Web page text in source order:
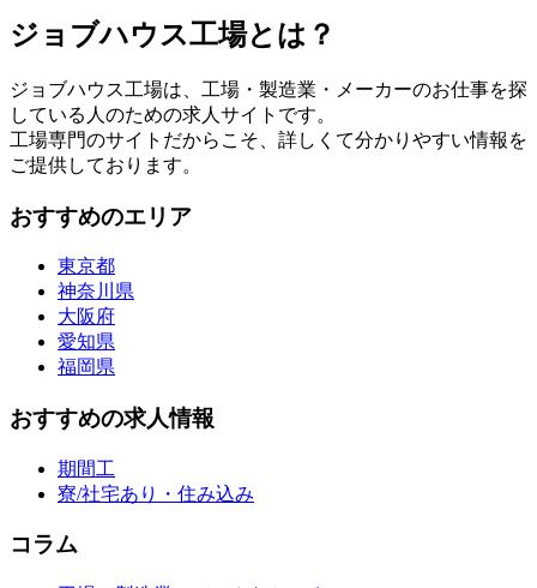
ジョブハウス工場とは？
ジョブハウス工場は、工場・製造業・メーカーのお仕事を探
している人のための求人サイトです。
工場専門のサイトだからこそ、詳しくて分かりやすい情報を
ご提供しております。
おすすめのエリア
東京都
神奈川県
大阪府
愛知県
福岡県
おすすめの求人情報
期間工
寮/社宅あり・住み込み
コラム